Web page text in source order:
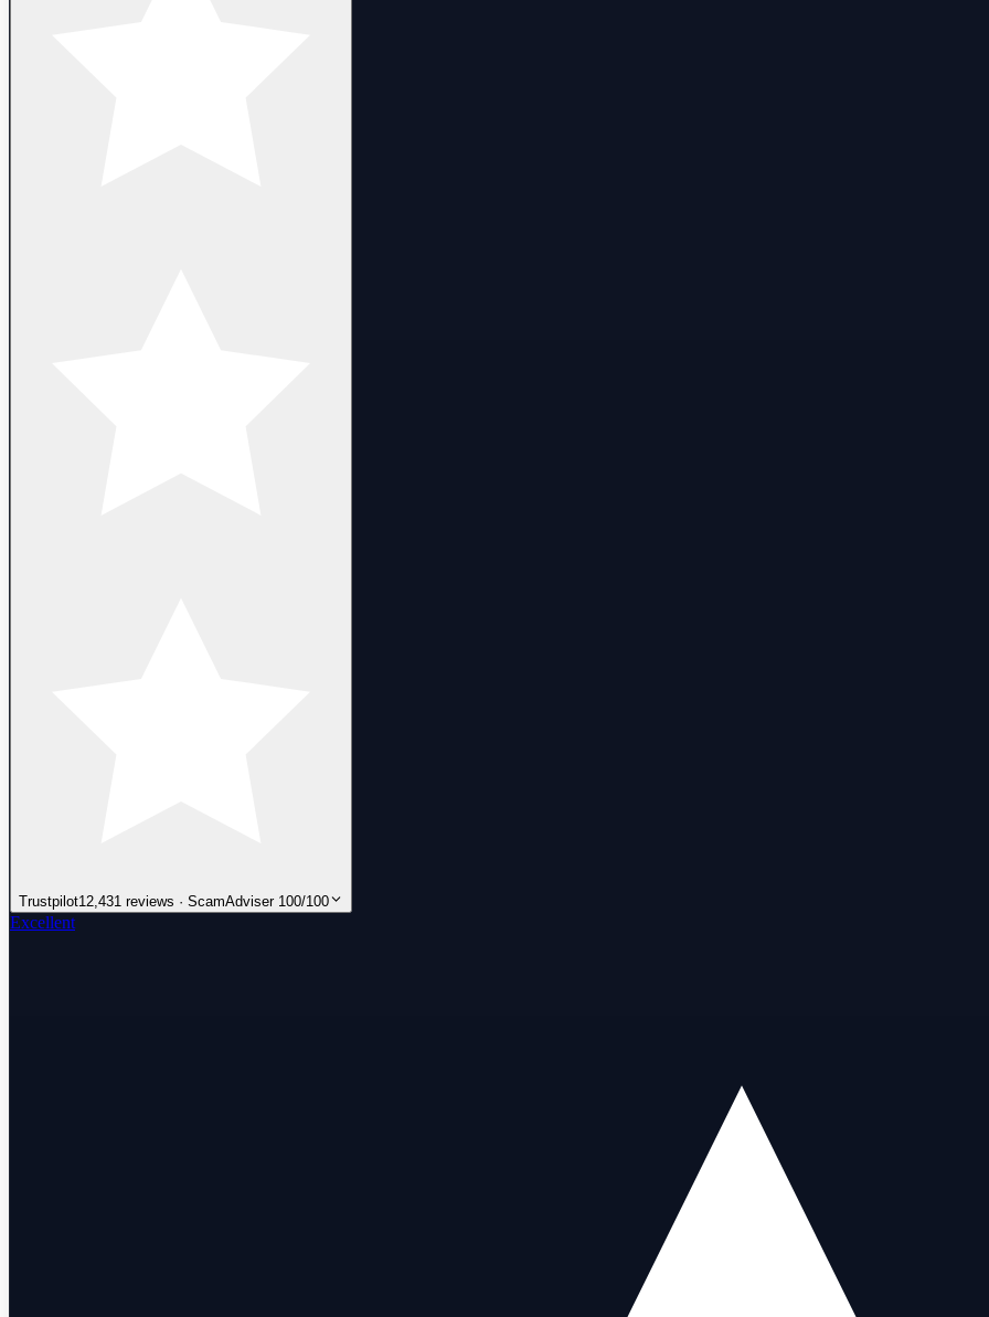
Trustpilot12,431 reviews · ScamAdviser 100/100
Excellent